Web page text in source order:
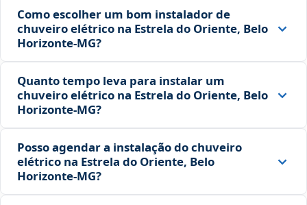
Como escolher um bom instalador de
chuveiro elétrico na Estrela do Oriente, Belo
Horizonte‑MG?
Quanto tempo leva para instalar um
chuveiro elétrico na Estrela do Oriente, Belo
Horizonte‑MG?
Posso agendar a instalação do chuveiro
elétrico na Estrela do Oriente, Belo
Horizonte‑MG?